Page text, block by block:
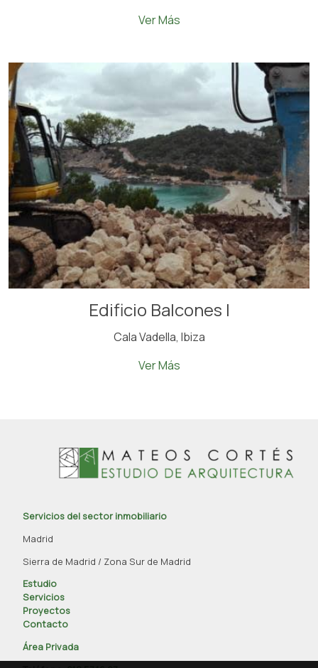
Ver Más
Edificio Balcones I
Cala Vadella, Ibiza
Ver Más
Servicios del sector inmobiliario
Madrid
Sierra de Madrid / Zona Sur de Madrid
Estudio
Servicios
Proyectos
Contacto
Área Privada